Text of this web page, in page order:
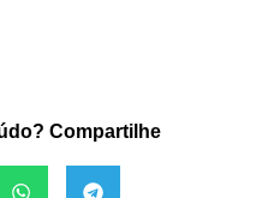
Compartilhe